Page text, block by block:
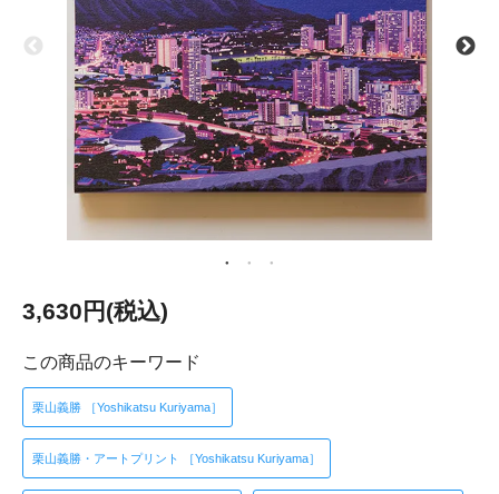
3,630円(税込)
この商品のキーワード
栗山義勝 ［Yoshikatsu Kuriyama］
栗山義勝・アートプリント ［Yoshikatsu Kuriyama］